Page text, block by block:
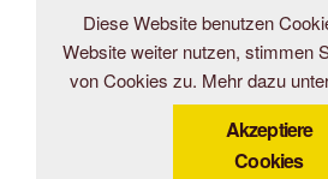
Diese Website benutzen
Website weiter nutzen, stimmen
von Cookies zu. Mehr dazu
Akzeptiere
Cookies